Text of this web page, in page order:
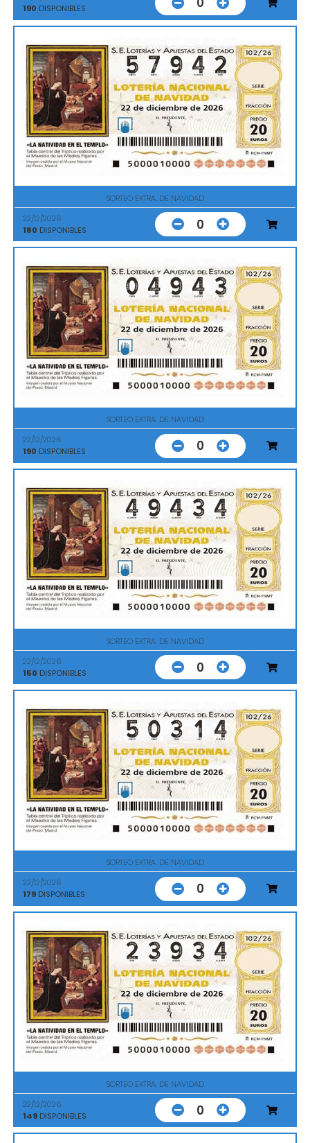
190 DISPONIBLES
SORTEO EXTRA. DE NAVIDAD
22/12/2026
180 DISPONIBLES 0
SORTEO EXTRA. DE NAVIDAD
22/12/2026
190 DISPONIBLES 0
SORTEO EXTRA. DE NAVIDAD
22/12/2026
150 DISPONIBLES 0
SORTEO EXTRA. DE NAVIDAD
22/12/2026
179 DISPONIBLES 0
SORTEO EXTRA. DE NAVIDAD
22/12/2026
149 DISPONIBLES 0